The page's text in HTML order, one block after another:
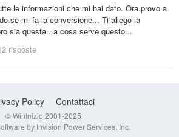
le informazioni che mi hai dato. Ora provo a
se mi fa la conversione... Ti allego la
sia questa...a cosa serve questo...
risposte
Policy Contattaci
© WinInizio 2001-2025
by Invision Power Services, Inc.